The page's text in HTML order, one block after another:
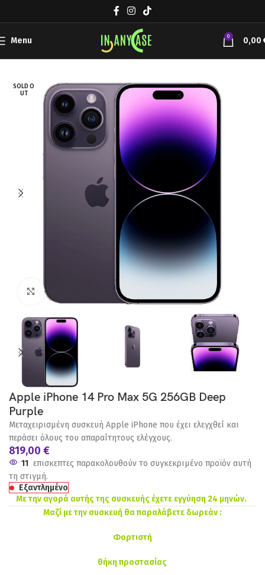
Menu 0 0,00
Συσκευές Κινητής Apple iPhone
SOLD O
UT
Click to enlarge
Apple iPhone 14 Pro Max 5G 256GB Deep
Purple
Μεταχειρισμένη συσκευή Apple iPhone που έχει ελεγχθεί και
περάσει όλους του απαραίτητους ελέγχους.
819,00 €
11 επισκεπτες παρακολουθούν το συγκεκριμένο προϊόν αυτή
τη στιγμή.
Εξαντλημένο
Με την αγορά αυτής της συσκευής έχετε εγγύηση 24 μηνών.
Μαζί με την συσκευή θα παραλάβετε δωρεάν :
Φορτιστή
θήκη προστασίας